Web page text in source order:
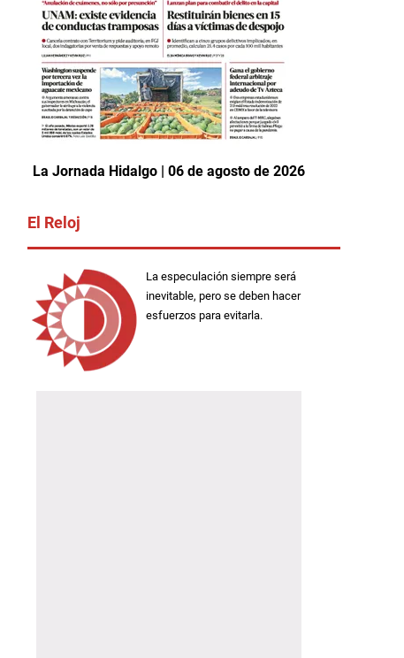
La Jornada Hidalgo | 06 de agosto de 2026
El Reloj
La especulación siempre será
inevitable, pero se deben hacer
esfuerzos para evitarla.